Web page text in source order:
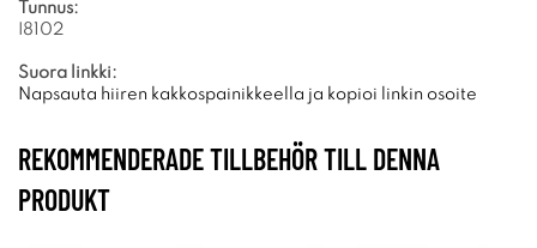
Tunnus:
I8102
Suora linkki:
Napsauta hiiren kakkospainikkeella ja kopioi linkin osoite
REKOMMENDERADE TILLBEHÖR TILL DENNA
PRODUKT